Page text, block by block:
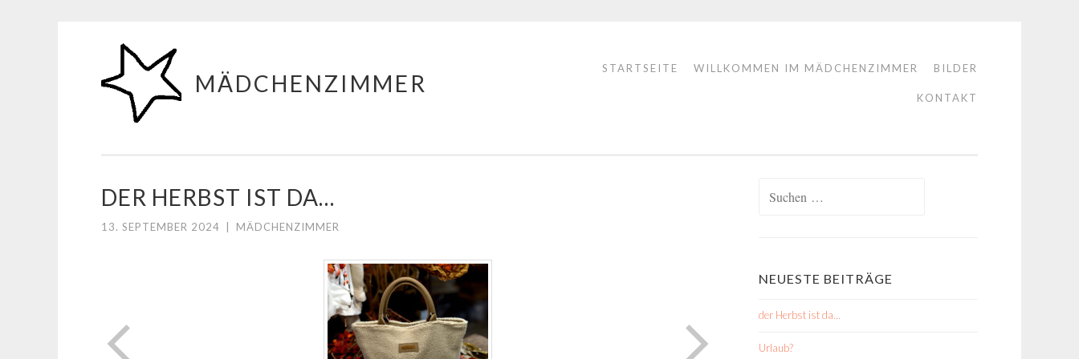
Zum
Inhalt
springen
MÄDCHENZIMMER
STARTSEITE WILLKOMMEN IM MÄDCHENZIMMER BILDER
KONTAKT
DER HERBST IST DA…
13. SEPTEMBER 2024 MÄDCHENZIMMER
NEUESTE BEITRÄGE
der Herbst ist da…
Urlaub?